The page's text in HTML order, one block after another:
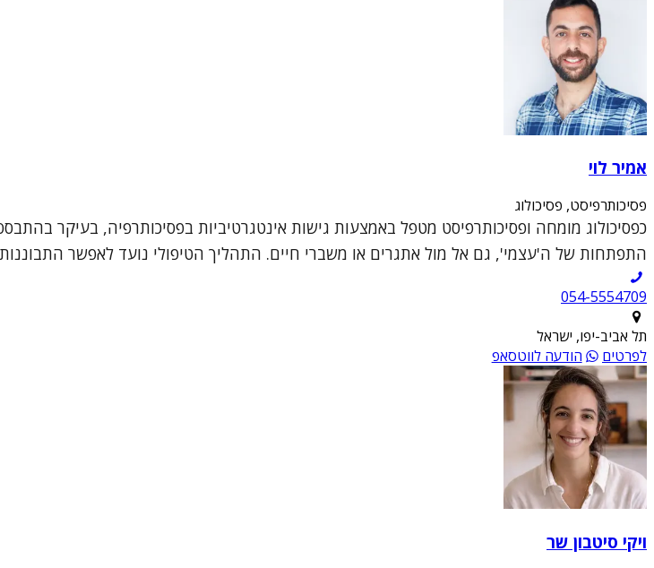
אמיר לוי
פסיכותרפיסט, פסיכולוג
כפסיכולוג מומחה ופסיכותרפיסט מטפל באמצעות גישות אינטגרטיביות בפסיכותרפיה, בעיקר
התפתחות של ה'עצמי', גם אל מול אתגרים או משברי חיים. התהליך הטיפולי נועד לאפשר
054-5554709
תל אביב-יפו, ישראל
לפרטים
הודעה לווטסאפ
ויקי סיטבון שר